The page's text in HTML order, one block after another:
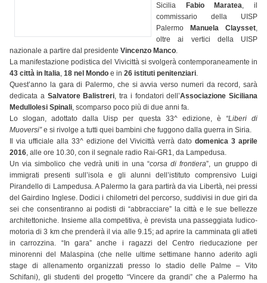
Sicilia
Fabio Maratea, il
commissario della UISP
Palermo
Manuela Claysset,
oltre ai vertici della UISP
nazionale a partire dal presidente Vincenzo Manco.
La manifestazione podistica del Vivicittà si svolgerà contemporaneamente in
43 città in Italia, 18 nel Mondo e in 26 istituti penitenziari.
Quest’anno la gara di Palermo, che si avvia verso numeri da record, sarà
dedicata a Salvatore Balistreri, tra i fondatori dell’Associazione Siciliana
Medullolesi Spinali, scomparso poco più di due anni fa.
Lo slogan, adottato dalla Uisp per questa 33^ edizione, è “Liberi di
Muoversi”e si rivolge a tutti quei bambini che fuggono dalla guerra in Siria.
Il via ufficiale alla 33^ edizione del Vivicittà verrà datodomenica 3 aprile
2016, alle ore 10.30, con il segnale radio Rai-GR1, da Lampedusa.
Un via simbolico che vedrà uniti in una “corsa di frontiera”, un gruppo di
immigrati presenti sull’isola e gli alunni dell’istituto comprensivo Luigi
Pirandello di Lampedusa. A Palermo la gara partirà da via Libertà, nei pressi
del Gairdino Inglese. Dodici i chilometri del percorso, suddivisi in due giri da
sei che consentiranno ai podisti di “abbracciare” la città e le sue bellezze
architettoniche. Insieme alla competitiva, è prevista una passeggiata ludico-
motoria di 3 km che prenderà il via alle 9.15; ad aprire la camminata gli atleti
in carrozzina. “In gara” anche i ragazzi del Centro rieducazione per
minorenni del Malaspina (che nelle ultime settimane hanno aderito agli
stage di allenamento organizzati presso lo stadio delle Palme – Vito
Schifani), gli studenti del progetto “Vincere da grandi” che a Palermo ha